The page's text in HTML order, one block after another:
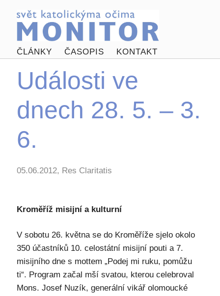
ČLÁNKY ČASOPIS KONTAKT
Události ve
dnech 28. 5. – 3.
6.
05.06.2012, Res Claritatis
Kroměříž misijní a kulturní
V sobotu 26. května se do Kroměříže sjelo okolo
350 účastníků 10. celostátní misijní pouti a 7.
misijního dne s mottem „Podej mi ruku, pomůžu
ti“. Program začal mší svatou, kterou celebroval
Mons. Josef Nuzík, generální vikář olomoucké